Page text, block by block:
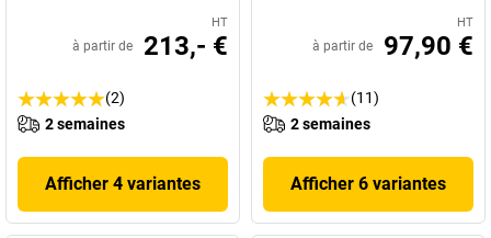
HT
à partir de 213,- €
(2)
2 semaines
Afficher 4 variantes
HT
à partir de 97,90 €
(11)
2 semaines
Afficher 6 variantes